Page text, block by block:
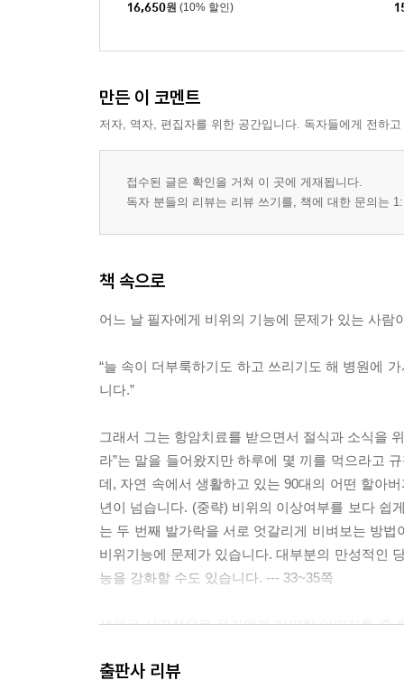
16,650원 (10% 할인)
만든 이 코멘트
저자, 역자, 편집자를 위한 공간입니다. 독자들에게 전하
접수된 글은 확인을 거쳐 이 곳에 게재됩니다.
독자 분들의 리뷰는 리뷰 쓰기를, 책에 대한 문의는
책 속으로
어느 날 필자에게 비위의 기능에 문제가 있는 사
“늘 속이 더부룩하기도 하고 쓰리기도 해 병원에
니다.”
그래서 그는 항암치료를 받으면서 절식과 소식을
라”는 말을 들어왔지만 하루에 몇 끼를 먹으라고
데, 자연 속에서 생활하고 있는 90대의 어떤 할아
년이 넘습니다. (중략) 비위의 이상여부를 보다 쉽
는 두 번째 발가락을 서로 엇갈리게 비벼보는 방
비위기능에 문제가 있습니다. 대부분의 만성적인
능을 강화할 수도 있습니다. --- 33~35쪽
색깔은 시각적으로 우리에게 다양한 이미지를 줄
상의 파장을 오장육부에 결합한 것이죠. 따라서
출판사 리뷰